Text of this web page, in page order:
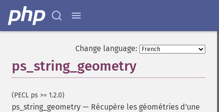
Change language:
ps_string_geometry
(PECL ps >= 1.2.0)
ps_string_geometry — Récupère les géométries d'une